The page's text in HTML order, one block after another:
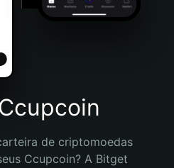
de criptomoedas
Ccupcoin? A Bitget